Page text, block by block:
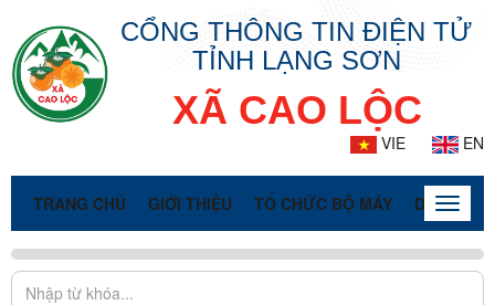
CỔNG THÔNG TIN ĐIỆN TỬ
TỈNH LẠNG SƠN
XÃ CAO LỘC
VIE EN
TRANG CHỦ GIỚI THIỆU TỔ CHỨC BỘ MÁY DOANH
Toggle